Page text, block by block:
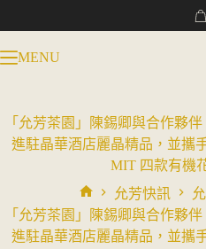
至
主
購
MENU
「允芳茶園」陳錫卿與合作夥
進駐晶華酒店麗晶精品，並攜
MIT 四款有機
首
頁
允芳快訊
「允芳茶園」陳錫卿與合作夥
進駐晶華酒店麗晶精品，並攜